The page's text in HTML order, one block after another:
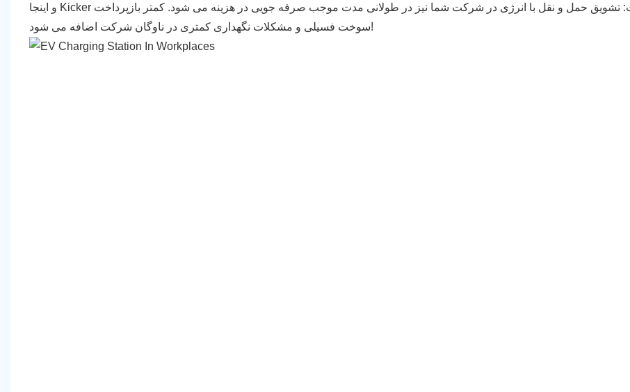
و اینجا Kicker است: تشویق حمل و نقل با انرژی در شرکت شما نیز در طولانی مدت موجب صرفه جویی در هزینه می شود. کمتر بازپرداخت
سوخت فسیلی و مشکلات نگهداری کمتری در ناوگان شرکت اضافه می شود!